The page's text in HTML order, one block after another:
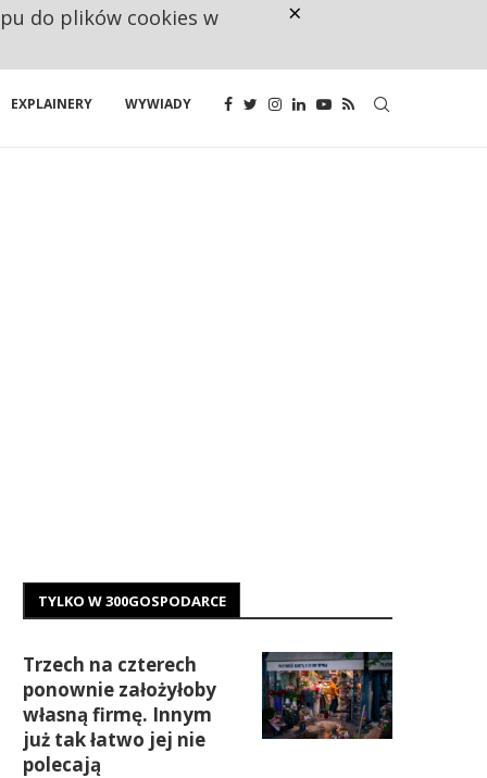
EXPLAINERY WYWIADY
TYLKO W 300GOSPODARCE
Trzech na czterech
ponownie założyłoby
własną firmę. Innym
już tak łatwo jej nie
polecają
do plików cookies w ×